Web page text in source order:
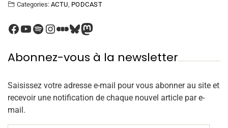
Categories: ACTU, PODCAST
Abonnez-vous à la newsletter
Saisissez votre adresse e-mail pour vous abonner au site et
recevoir une notification de chaque nouvel article par e-
mail.